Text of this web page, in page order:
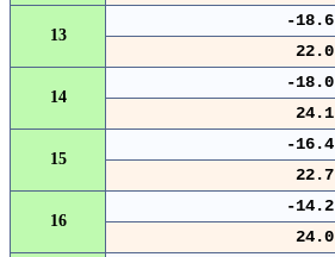
13
-18.6
22.0
14
-18.0
24.1
15
-16.4
22.7
16
-14.2
24.0